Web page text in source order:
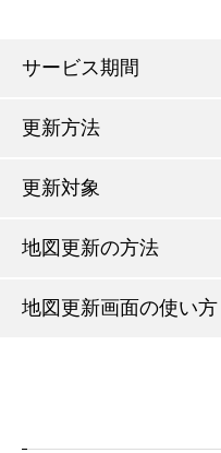
サービス期間
更新方法
更新対象
地図更新の方法
地図更新画面の使い方